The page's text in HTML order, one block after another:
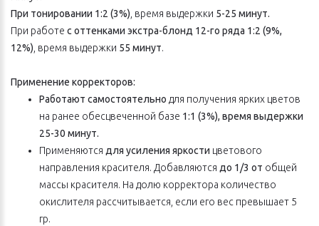
При тонировании 1:2 (3%), время выдержки 5-25 минут.
При работе с оттенками экстра-блонд 12-го ряда 1:2 (9%,
12%), время выдержки 55 минут.
Применение корректоров:
Работают самостоятельно для получения ярких цветов
на ранее обесцвеченной базе 1:1 (3%), время выдержки
25-30 минут.
Применяются для усиления яркости цветового
направления красителя. Добавляются до 1/3 от общей
массы красителя. На долю корректора количество
окислителя рассчитывается, если его вес превышает 5
гр.